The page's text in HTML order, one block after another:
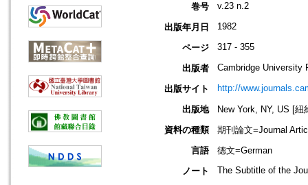
巻号 v.23 n.2
出版年月日 1982
ページ 317 - 355
出版者 Cambridge University
出版サイト http://
出版地
New York, NY, US [
資料の種類
期刊論文=Journal
言語
德文=German
ノート
The Subtitle of the